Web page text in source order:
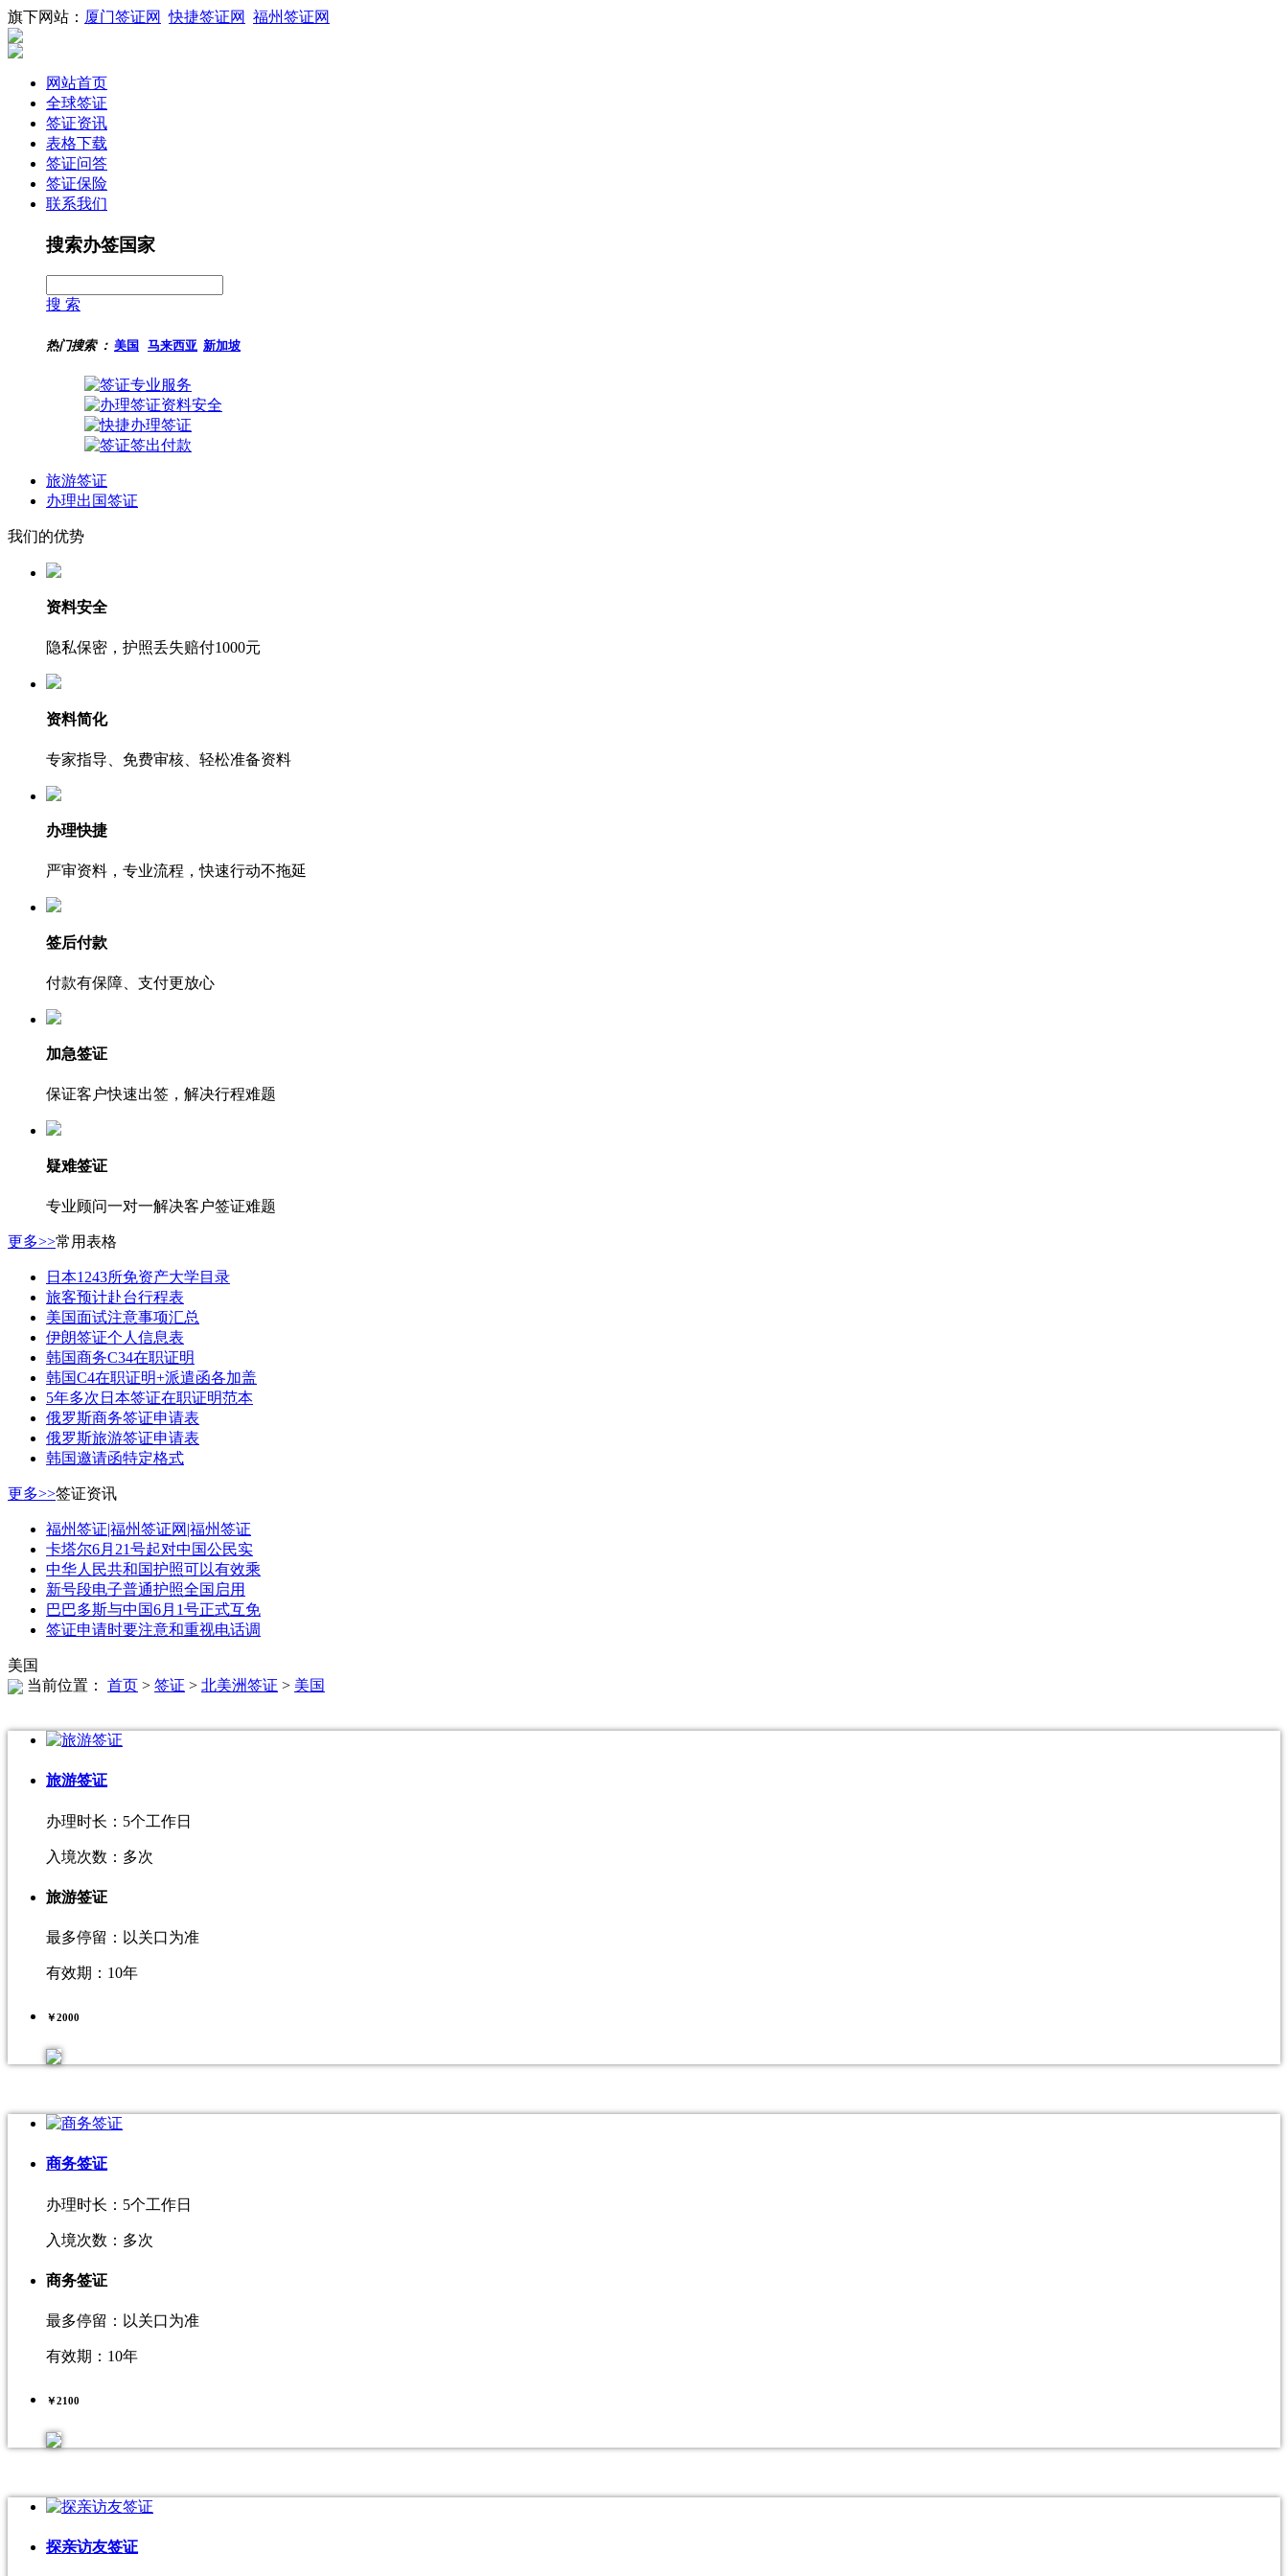
旗下网站： 厦门签证网 快捷签证网 福州签证网
网站首页
全球签证
签证资讯
表格下载
签证问答
签证保险
联系我们
搜索办签国家
搜 索
热门搜索 ： 美国 马来西亚 新加坡
旅游签证
办理出国签证
我们的优势
资料安全
隐私保密，护照丢失赔付1000元
资料简化
专家指导、免费审核、轻松准备资料
办理快捷
严审资料，专业流程，快速行动不拖延
签后付款
付款有保障、支付更放心
加急签证
保证客户快速出签，解决行程难题
疑难签证
专业顾问一对一解决客户签证难题
更多>>常用表格
日本1243所免资产大学目录
旅客预计赴台行程表
美国面试注意事项汇总
伊朗签证个人信息表
韩国商务C34在职证明
韩国C4在职证明+派遣函各加盖
5年多次日本签证在职证明范本
俄罗斯商务签证申请表
俄罗斯旅游签证申请表
韩国邀请函特定格式
更多>>签证资讯
福州签证|福州签证网|福州签证
卡塔尔6月21号起对中国公民实
中华人民共和国护照可以有效乘
新号段电子普通护照全国启用
巴巴多斯与中国6月1号正式互免
签证申请时要注意和重视电话调
美国
当前位置： 首页 > 签证 > 北美洲签证 > 美国
旅游签证
办理时长：5个工作日
入境次数：多次
旅游签证
最多停留：以关口为准
有效期：10年
￥2000
商务签证
办理时长：5个工作日
入境次数：多次
商务签证
最多停留：以关口为准
有效期：10年
￥2100
探亲访友签证